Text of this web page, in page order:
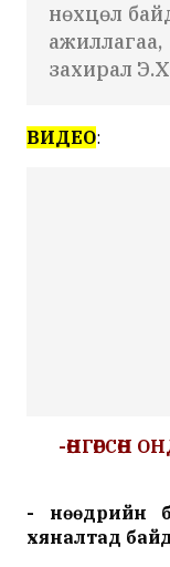
нөхцөл
захирал
ВИДЕО:
-ӨНГӨРСӨН
- Өнөөдрийн
хяналтад